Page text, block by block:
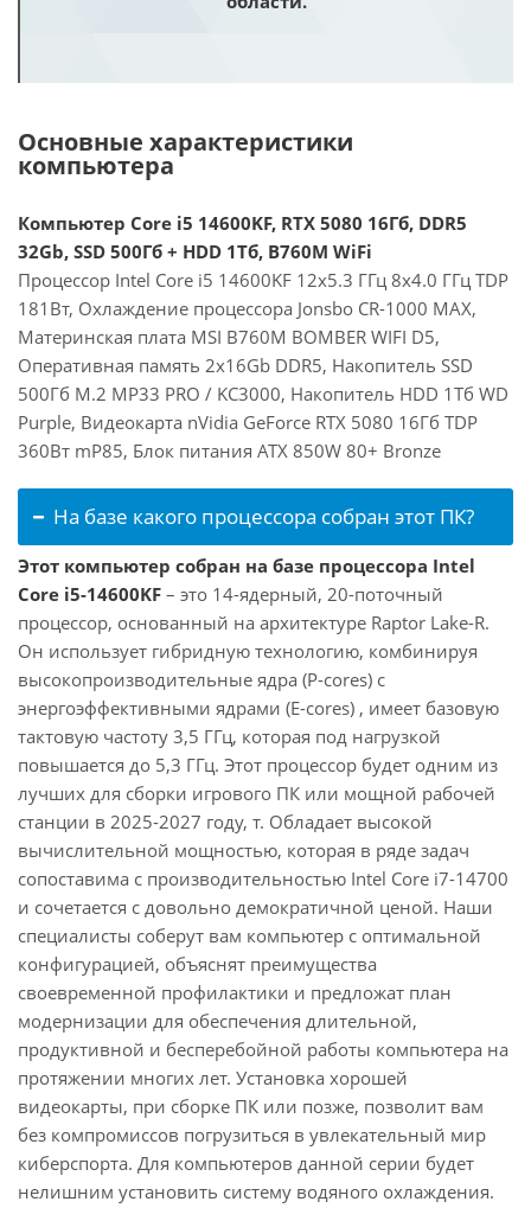
Основные характеристики
компьютера
Компьютер Core i5 14600KF, RTX 5080 16Гб, DDR5
32Gb, SSD 500Гб + HDD 1Тб, B760M WiFi
Процессор Intel Core i5 14600KF 12x5.3 ГГц 8x4.0 ГГц TDP
181Вт, Охлаждение процессора Jonsbo CR-1000 MAX,
Материнская плата MSI B760M BOMBER WIFI D5,
Оперативная память 2x16Gb DDR5, Накопитель SSD
500Гб M.2 MP33 PRO / KC3000, Накопитель HDD 1Тб WD
Purple, Видеокарта nVidia GeForce RTX 5080 16Гб TDP
360Вт mP85, Блок питания ATX 850W 80+ Bronze
На базе какого процессора собран этот ПК?
Этот компьютер собран на базе процессора Intel
Core i5-14600KF – это 14-ядерный, 20-поточный
процессор, основанный на архитектуре Raptor Lake-R.
Он использует гибридную технологию, комбинируя
высокопроизводительные ядра (P-cores) с
энергоэффективными ядрами (E-cores) , имеет базовую
тактовую частоту 3,5 ГГц, которая под нагрузкой
повышается до 5,3 ГГц. Этот процессор будет одним из
лучших для сборки игрового ПК или мощной рабочей
станции в 2025-2027 году, т. Обладает высокой
вычислительной мощностью, которая в ряде задач
сопоставима с производительностью Intel Core i7-14700
и сочетается с довольно демократичной ценой. Наши
специалисты соберут вам компьютер с оптимальной
конфигурацией, объяснят преимущества
своевременной профилактики и предложат план
модернизации для обеспечения длительной,
продуктивной и бесперебойной работы компьютера на
протяжении многих лет. Установка хорошей
видеокарты, при сборке ПК или позже, позволит вам
без компромиссов погрузиться в увлекательный мир
киберспорта. Для компьютеров данной серии будет
нелишним установить систему водяного охлаждения.